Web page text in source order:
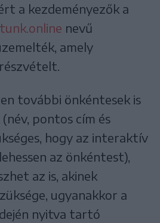
a kezdeményezők a
nevű
amely
további önkéntesek is
pontos cím és
hogy az interaktív
az önkéntest),
az is, akinek
ugyanakkor a
nyitva tartó